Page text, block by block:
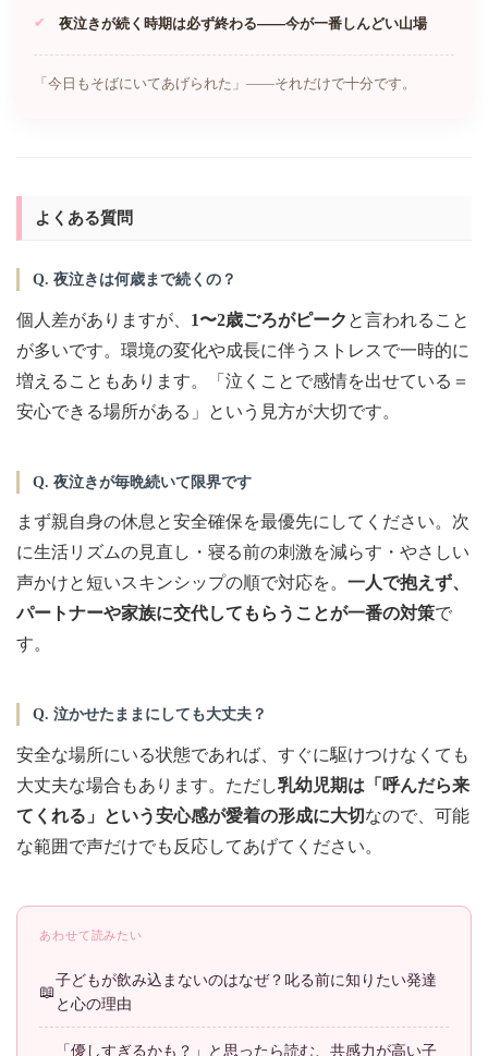
夜泣きが続く時期は必ず終わる——今が一番しんどい山場
「今日もそばにいてあげられた」——それだけで十分です。
よくある質問
Q. 夜泣きは何歳まで続くの？
個人差がありますが、 1〜2歳ごろがピーク と言われること
が多いです。環境の変化や成長に伴うストレスで一時的に
増えることもあります。「泣くことで感情を出せている＝
安心できる場所がある」という見方が大切です。
Q. 夜泣きが毎晩続いて限界です
まず親自身の休息と安全確保を最優先にしてください。次
に生活リズムの見直し・寝る前の刺激を減らす・やさしい
声かけと短いスキンシップの順で対応を。 一人で抱えず、
パートナーや家族に交代してもらうことが一番の対策で
す。
Q. 泣かせたままにしても大丈夫？
安全な場所にいる状態であれば、すぐに駆けつけなくても
大丈夫な場合もあります。ただし乳幼児期は「呼んだら来
てくれる」という安心感が愛着の形成に大切 なので、可能
な範囲で声だけでも反応してあげてください。
あわせて読みたい
子どもが飲み込まないのはなぜ？叱る前に知りたい発達
と心の理由
「優しすぎるかも？」と思ったら読む、共感力が高い子